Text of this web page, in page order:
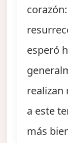
esperó
realizan
a este
más